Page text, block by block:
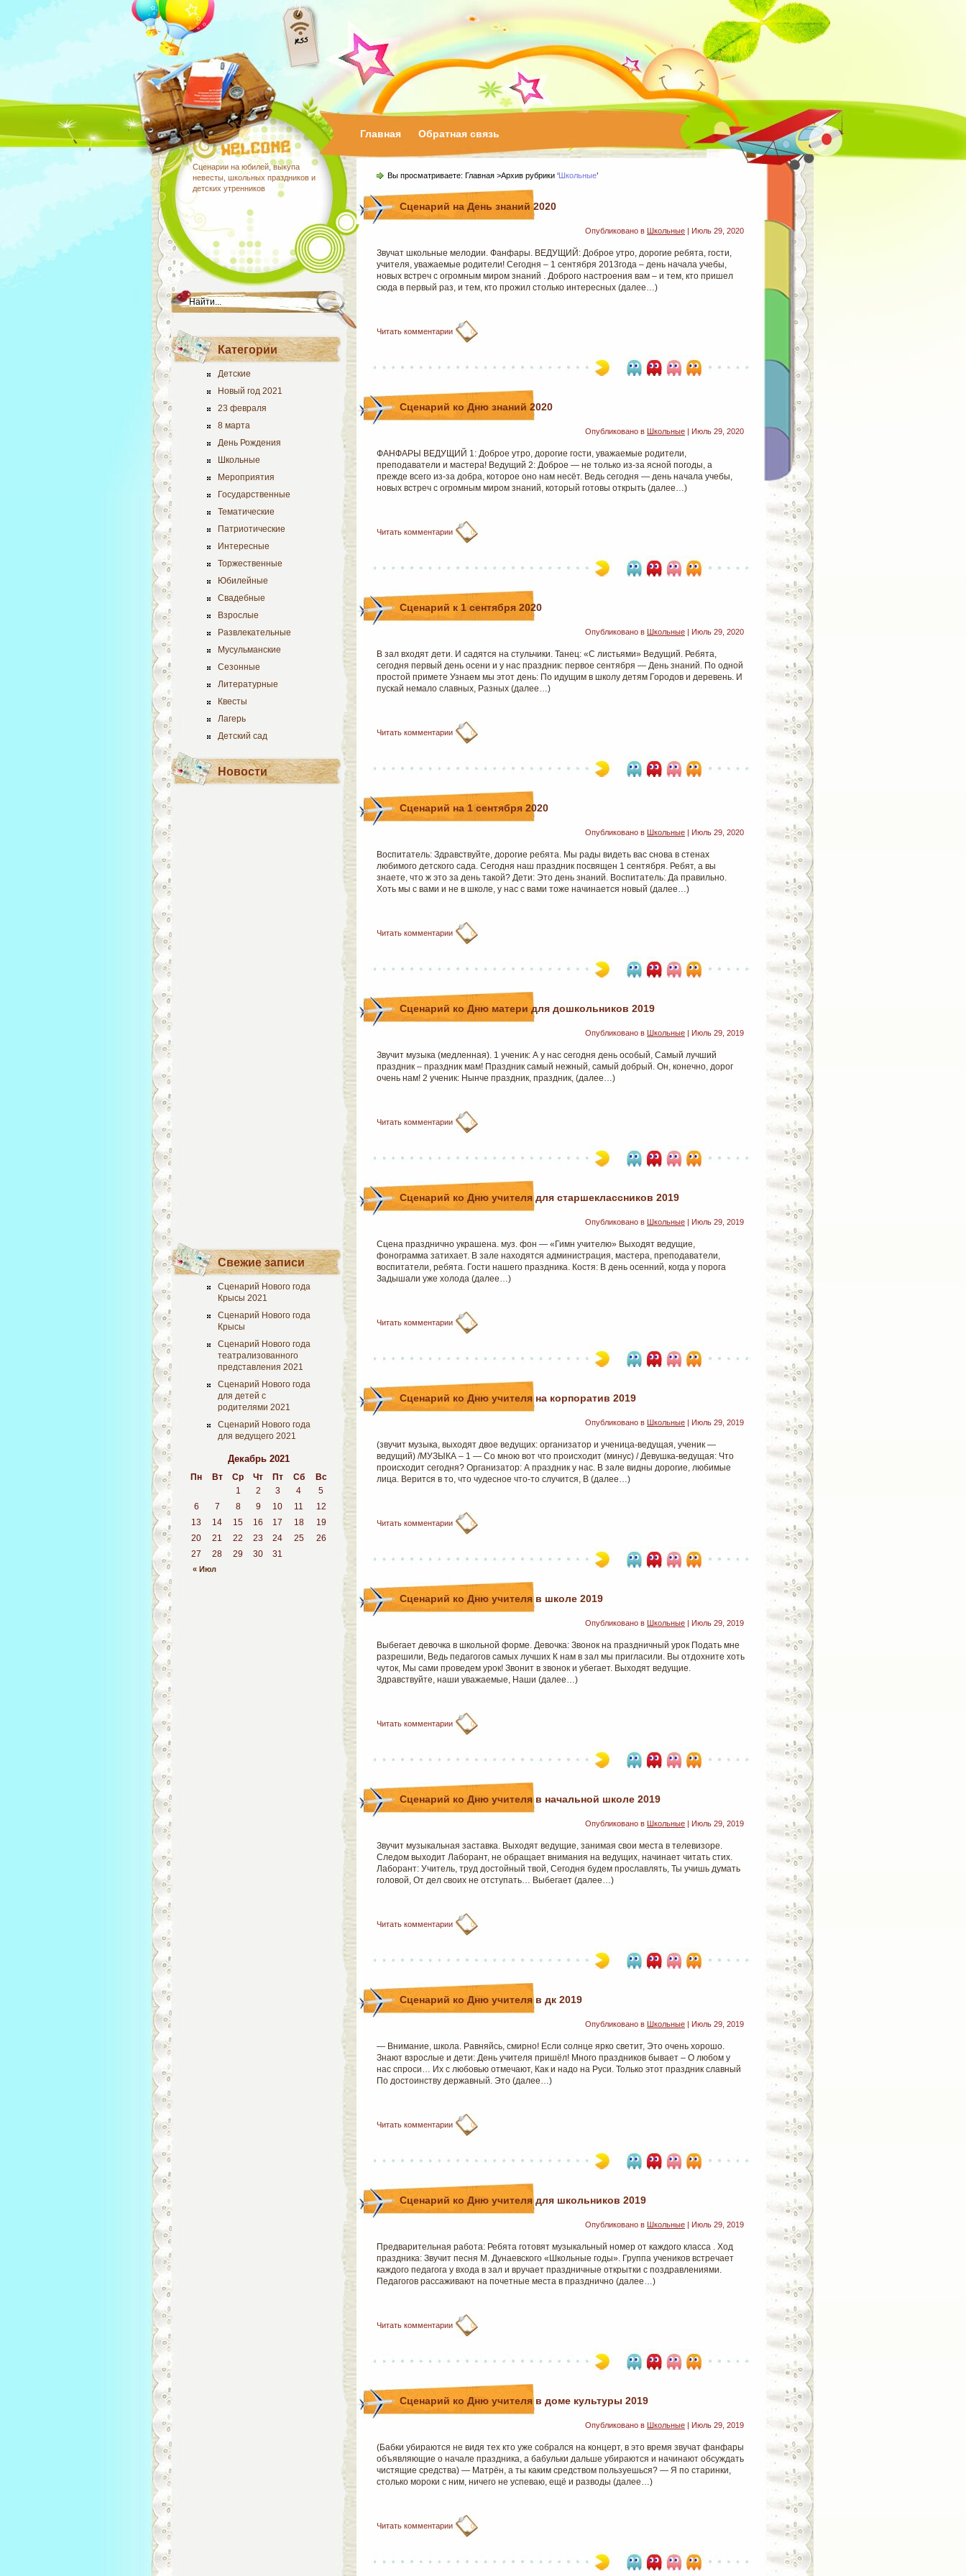
Главная Обратная связь
Сценарии на юбилей, выкупа
невесты, школьных праздников и
детских утренников
Категории
Детские
Новый год 2021
23 февраля
8 марта
День Рождения
Школьные
Мероприятия
Государственные
Тематические
Патриотические
Интересные
Торжественные
Юбилейные
Свадебные
Взрослые
Развлекательные
Мусульманские
Сезонные
Литературные
Квесты
Лагерь
Детский сад
Новости
Свежие записи
Сценарий Нового года
Крысы 2021
Сценарий Нового года
Крысы
Сценарий Нового года
театрализованного
представления 2021
Сценарий Нового года
для детей с
родителями 2021
Сценарий Нового года
для ведущего 2021
Декабрь 2021
Пн Вт Ср Чт Пт Сб Вс
« Июл
1 2 3 4
5
6
7 8 9 10 11
12
13
14 15 16 17 18
19
20
21 22 23 24 25
26
27
28 29 30 31
Вы просматриваете: Главная >Архив рубрики ‘Школьные’
Сценарий на День знаний 2020
Опубликовано в Школьные | Июль 29, 2020
Звучат школьные мелодии. Фанфары. ВЕДУЩИЙ: Доброе утро, дорогие ребята, гости,
учителя, уважаемые родители! Сегодня – 1 сентября 2013года – день начала учебы,
новых встреч с огромным миром знаний . Доброго настроения вам – и тем, кто пришел
сюда в первый раз, и тем, кто прожил столько интересных (далее…)
Читать комментарии 0
Сценарий ко Дню знаний 2020
Опубликовано в Школьные | Июль 29, 2020
ФАНФАРЫ ВЕДУЩИЙ 1: Доброе утро, дорогие гости, уважаемые родители,
преподаватели и мастера! Ведущий 2: Доброе — не только из-за ясной погоды, а
прежде всего из-за добра, которое оно нам несёт. Ведь сегодня — день начала учебы,
новых встреч с огромным миром знаний, который готовы открыть (далее…)
Читать комментарии 0
Сценарий к 1 сентября 2020
Опубликовано в Школьные | Июль 29, 2020
В зал входят дети. И садятся на стульчики. Танец: «С листьями» Ведущий. Ребята,
сегодня первый день осени и у нас праздник: первое сентября — День знаний. По одной
простой примете Узнаем мы этот день: По идущим в школу детям Городов и деревень. И
пускай немало славных, Разных (далее…)
Читать комментарии 0
Сценарий на 1 сентября 2020
Опубликовано в Школьные | Июль 29, 2020
Воспитатель: Здравствуйте, дорогие ребята. Мы рады видеть вас снова в стенах
любимого детского сада. Сегодня наш праздник посвящен 1 сентября. Ребят, а вы
знаете, что ж это за день такой? Дети: Это день знаний. Воспитатель: Да правильно.
Хоть мы с вами и не в школе, у нас с вами тоже начинается новый (далее…)
Читать комментарии 0
Сценарий ко Дню матери для дошкольников 2019
Опубликовано в Школьные | Июль 29, 2019
Звучит музыка (медленная). 1 ученик: А у нас сегодня день особый, Самый лучший
праздник – праздник мам! Праздник самый нежный, самый добрый. Он, конечно, дорог
очень нам! 2 ученик: Нынче праздник, праздник, (далее…)
Читать комментарии 0
Сценарий ко Дню учителя для старшеклассников 2019
Опубликовано в Школьные | Июль 29, 2019
Сцена празднично украшена. муз. фон — «Гимн учителю» Выходят ведущие,
фонограмма затихает. В зале находятся администрация, мастера, преподаватели,
воспитатели, ребята. Гости нашего праздника. Костя: В день осенний, когда у порога
Задышали уже холода (далее…)
Читать комментарии 0
Сценарий ко Дню учителя на корпоратив 2019
Опубликовано в Школьные | Июль 29, 2019
(звучит музыка, выходят двое ведущих: организатор и ученица-ведущая, ученик —
ведущий) /МУЗЫКА – 1 — Со мною вот что происходит (минус) / Девушка-ведущая: Что
происходит сегодня? Организатор: А праздник у нас. В зале видны дорогие, любимые
лица. Верится в то, что чудесное что-то случится, В (далее…)
Читать комментарии 0
Сценарий ко Дню учителя в школе 2019
Опубликовано в Школьные | Июль 29, 2019
Выбегает девочка в школьной форме. Девочка: Звонок на праздничный урок Подать мне
разрешили, Ведь педагогов самых лучших К нам в зал мы пригласили. Вы отдохните хоть
чуток, Мы сами проведем урок! Звонит в звонок и убегает. Выходят ведущие.
Здравствуйте, наши уважаемые, Наши (далее…)
Читать комментарии 0
Сценарий ко Дню учителя в начальной школе 2019
Опубликовано в Школьные | Июль 29, 2019
Звучит музыкальная заставка. Выходят ведущие, занимая свои места в телевизоре.
Следом выходит Лаборант, не обращает внимания на ведущих, начинает читать стих.
Лаборант: Учитель, труд достойный твой, Сегодня будем прославлять, Ты учишь думать
головой, От дел своих не отступать… Выбегает (далее…)
Читать комментарии 0
Сценарий ко Дню учителя в дк 2019
Опубликовано в Школьные | Июль 29, 2019
— Внимание, школа. Равняйсь, смирно! Если солнце ярко светит, Это очень хорошо.
Знают взрослые и дети: День учителя пришёл! Много праздников бывает – О любом у
нас спроси… Их с любовью отмечают, Как и надо на Руси. Только этот праздник славный
По достоинству державный. Это (далее…)
Читать комментарии 0
Сценарий ко Дню учителя для школьников 2019
Опубликовано в Школьные | Июль 29, 2019
Предварительная работа: Ребята готовят музыкальный номер от каждого класса . Ход
праздника: Звучит песня М. Дунаевского «Школьные годы». Группа учеников встречает
каждого педагога у входа в зал и вручает праздничные открытки с поздравлениями.
Педагогов рассаживают на почетные места в празднично (далее…)
Читать комментарии 0
Сценарий ко Дню учителя в доме культуры 2019
Опубликовано в Школьные | Июль 29, 2019
(Бабки убираются не видя тех кто уже собрался на концерт, в это время звучат фанфары
объявляющие о начале праздника, а бабульки дальше убираются и начинают обсуждать
чистящие средства) — Матрён, а ты каким средством пользуешься? — Я по старинки,
столько мороки с ним, ничего не успеваю, ещё и разводы (далее…)
Читать комментарии 0